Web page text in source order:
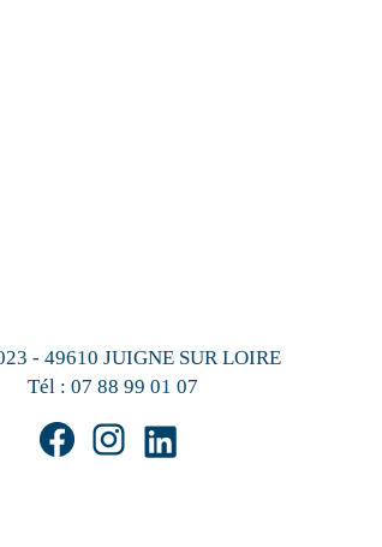
- 49610 JUIGNE SUR LOIRE
Tél : 07 88 99 01 07